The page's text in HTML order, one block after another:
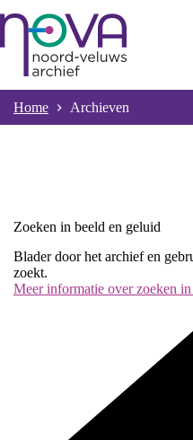
naar
inhoud
Home Archieven
Zoeken in beeld en geluid
Blader door het archief en
zoekt.
Meer informatie over zoeken